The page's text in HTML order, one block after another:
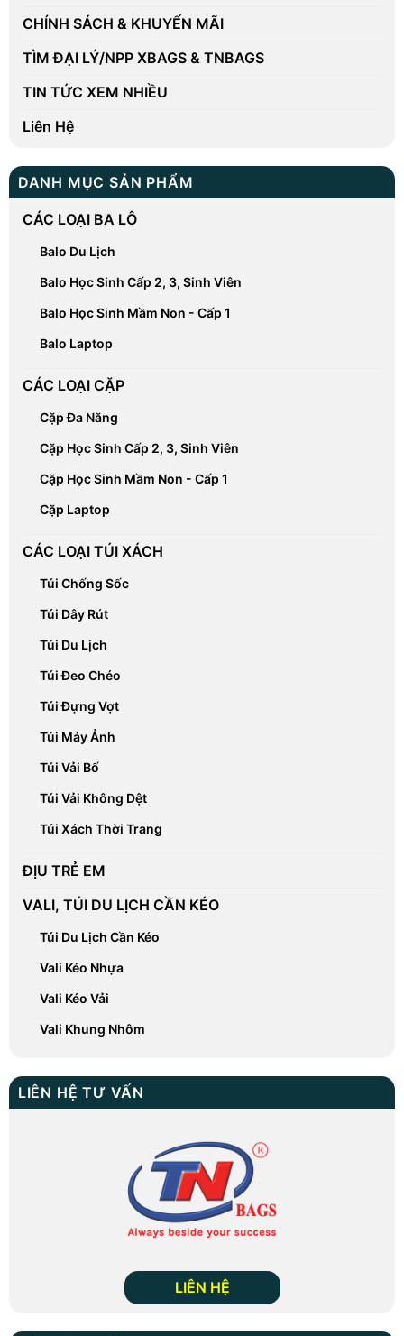
CHÍNH SÁCH & KHUYẾN MÃI
TÌM ĐẠI LÝ/NPP XBAGS & TNBAGS
TIN TỨC XEM NHIỀU
Liên Hệ
DANH MỤC SẢN PHẨM
CÁC LOẠI BA LÔ
Balo Du Lịch
Balo Học Sinh Cấp 2, 3, Sinh Viên
Balo Học Sinh Mầm Non - Cấp 1
Balo Laptop
CÁC LOẠI CẶP
Cặp Đa Năng
Cặp Học Sinh Cấp 2, 3, Sinh Viên
Cặp Học Sinh Mầm Non - Cấp 1
Cặp Laptop
CÁC LOẠI TÚI XÁCH
Túi Chống Sốc
Túi Dây Rút
Túi Du Lịch
Túi Đeo Chéo
Túi Đựng Vợt
Túi Máy Ảnh
Túi Vải Bố
Túi Vải Không Dệt
Túi Xách Thời Trang
ĐỊU TRẺ EM
VALI, TÚI DU LỊCH CẦN KÉO
Túi Du Lịch Cần Kéo
Vali Kéo Nhựa
Vali Kéo Vải
Vali Khung Nhôm
LIÊN HỆ TƯ VẤN
LIÊN HỆ